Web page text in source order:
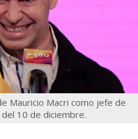
Mauricio Macri como jefe de
10 de diciembre.